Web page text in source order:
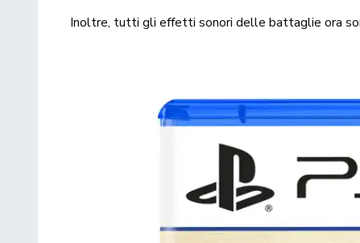
Inoltre, tutti gli effetti sonori delle battaglie ora